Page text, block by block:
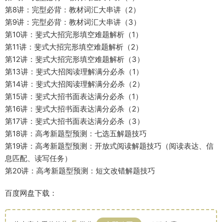
第8讲：完型必背：教材词汇大串讲（2）
第9讲：完型必背：教材词汇大串讲（3）
第10讲：斐式大招完形填空难题解析（1）
第11讲：斐式大招完形填空难题解析（2）
第12讲：斐式大招完形填空难题解析（3）
第13讲：斐式大招阅读理解满分必杀（1）
第14讲：斐式大招阅读理解满分必杀（2）
第15讲：斐式大招书面表达满分必杀（1）
第16讲：斐式大招书面表达满分必杀（2）
第17讲：斐式大招书面表达满分必杀（3）
第18讲：高考新题型预测：七选五解题技巧
第19讲：高考新题型预测：开放式阅读解题技巧（阅读表达、信
息匹配、读写任务）
第20讲：高考新题型预测：短文改错解题技巧
百度网盘下载：